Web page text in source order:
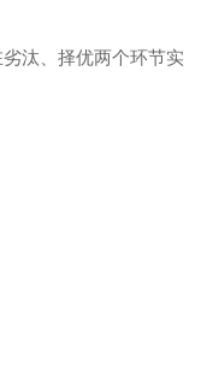
汰、择优两个环节实